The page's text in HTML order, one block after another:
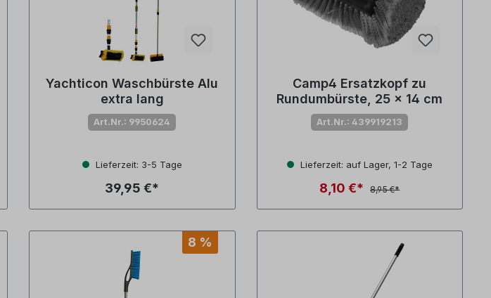
Yachticon Waschbürste Alu
extra lang
Art.Nr.: 9950624
Lieferzeit: 3-5 Tage
39,95 €*
Camp4 Ersatzkopf zu
Rundumbürste, 25 x 14 cm
Art.Nr.: 439919213
Lieferzeit: auf Lager, 1-2 Tage
8,10 €* 8,95 €*
8 %